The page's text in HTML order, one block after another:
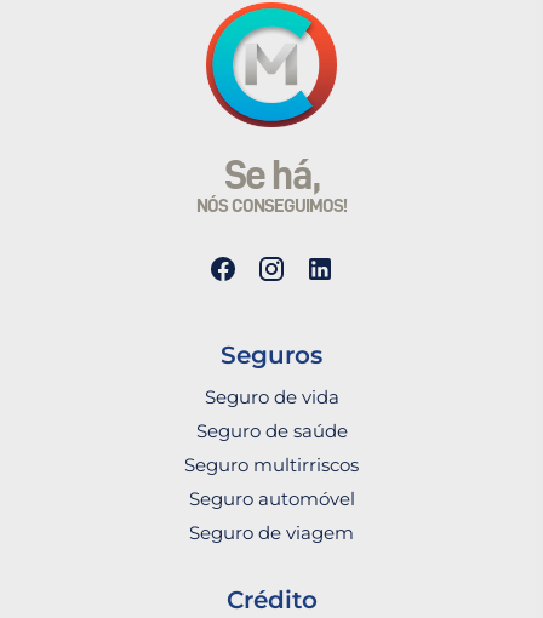
Se há,
NÓS CONSEGUIMOS!
Seguros
Seguro de vida
Seguro de saúde
Seguro multirriscos
Seguro automóvel
Seguro de viagem
Crédito